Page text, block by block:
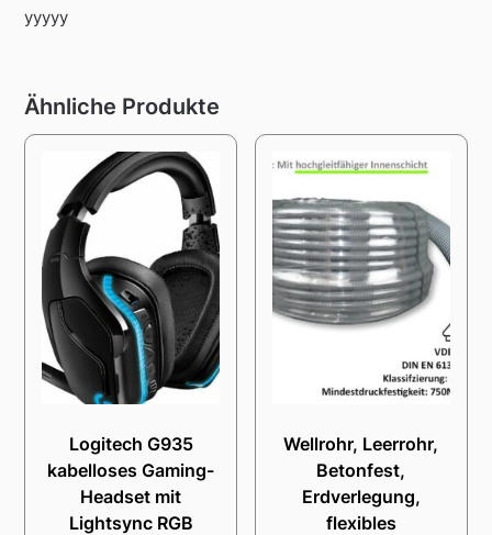
yyyyy
Ähnliche Produkte
Logitech G935
kabelloses Gaming-
Headset mit
Lightsync RGB
Wellrohr, Leerrohr,
Betonfest,
Erdverlegung,
flexibles